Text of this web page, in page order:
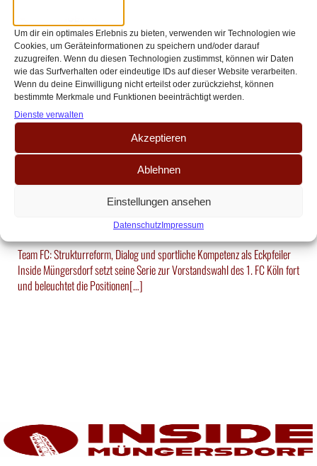
Um dir ein optimales Erlebnis zu bieten, verwenden wir Technologien wie
Cookies, um Geräteinformationen zu speichern und/oder darauf
zuzugreifen. Wenn du diesen Technologien zustimmst, können wir Daten
wie das Surfverhalten oder eindeutige IDs auf dieser Website verarbeiten.
Wenn du deine Einwilligung nicht erteilst oder zurückziehst, können
bestimmte Merkmale und Funktionen beeinträchtigt werden.
Dienste verwalten
Akzeptieren
Ablehnen
Einstellungen ansehen
Datenschutz Impressum
// 22 August 2025
„Ein Vorstand ist keine
Geschmackspolizei.“ – Team FC im
Vorstandscheck
Team FC: Strukturreform, Dialog und sportliche Kompetenz als Eckpfeiler
Inside Müngersdorf setzt seine Serie zur Vorstandswahl des 1. FC Köln fort
und beleuchtet die Positionen[…]